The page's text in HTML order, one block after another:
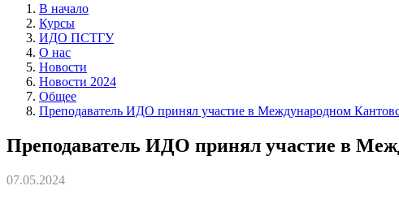
В начало
Курсы
ИДО ПСТГУ
О нас
Новости
Новости 2024
Общее
Преподаватель ИДО принял участие в Международном
Преподаватель ИДО принял участие в
07.05.2024